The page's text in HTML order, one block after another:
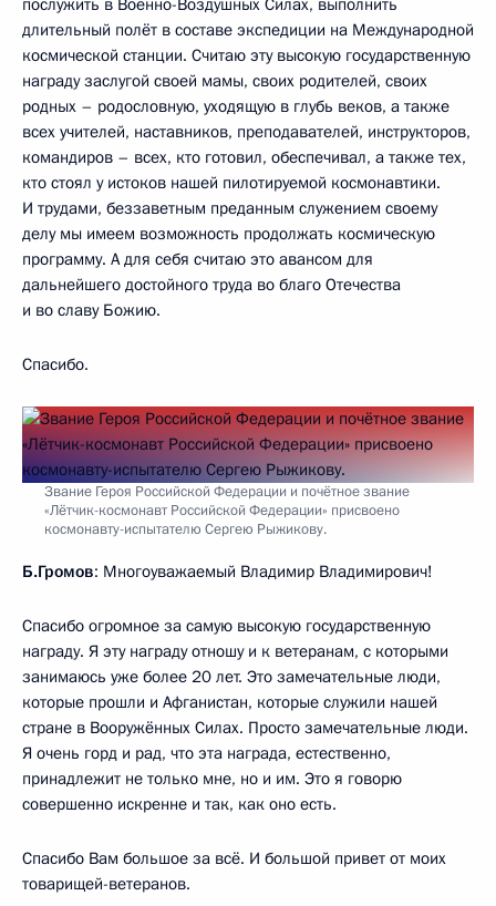
длительный полёт в составе экспедиции на Международной
космической станции. Считаю эту высокую государственную
награду заслугой своей мамы, своих родителей, своих
родных – родословную, уходящую в глубь веков, а также
всех учителей, наставников, преподавателей, инструкторов,
командиров – всех, кто готовил, обеспечивал, а также тех,
кто стоял у истоков нашей пилотируемой космонавтики.
И трудами, беззаветным преданным служением своему
делу мы имеем возможность продолжать космическую
программу. А для себя считаю это авансом для
дальнейшего достойного труда во благо Отечества
и во славу Божию.
Спасибо.
Звание Героя Российской Федерации и почётное звание
«Лётчик-космонавт Российской Федерации» присвоено
космонавту-испытателю Сергею Рыжикову.
Б.Громов: Многоуважаемый Владимир Владимирович!
Спасибо огромное за самую высокую государственную
награду. Я эту награду отношу и к ветеранам, с которыми
занимаюсь уже более 20 лет. Это замечательные люди,
которые прошли и Афганистан, которые служили нашей
стране в Вооружённых Силах. Просто замечательные люди.
Я очень горд и рад, что эта награда, естественно,
принадлежит не только мне, но и им. Это я говорю
совершенно искренне и так, как оно есть.
Спасибо Вам большое за всё. И большой привет от моих
товарищей-ветеранов.